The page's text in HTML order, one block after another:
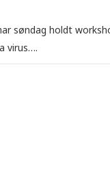
søndag holdt
virus….